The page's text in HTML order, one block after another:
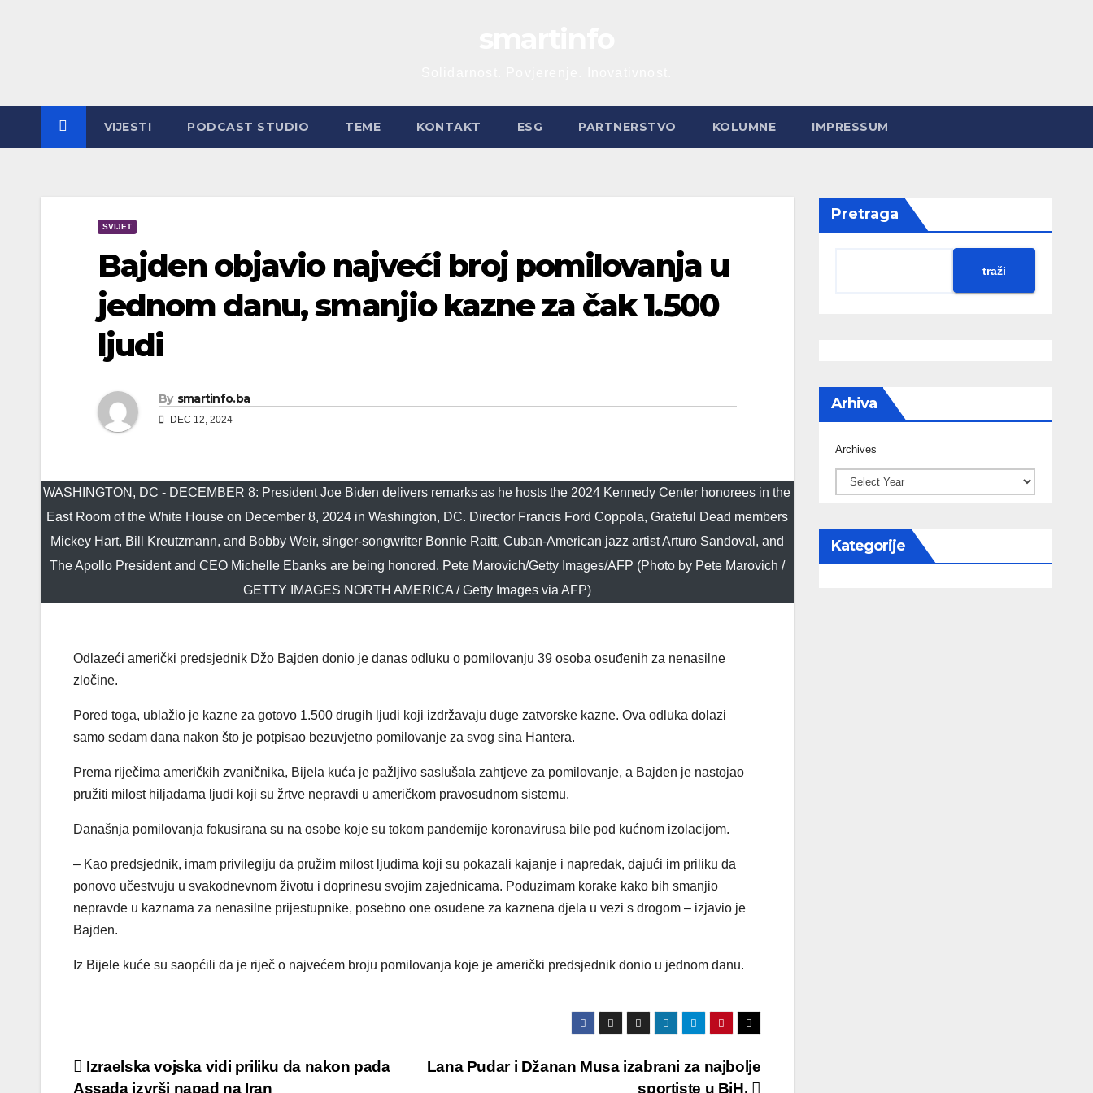
VIJESTI PODCAST STUDIO TEME KONTAKT ESG PARTNERSTVO KOLUMNE IMPRESSUM
SVIJET
Bajden objavio najveći broj pomilovanja u
jednom danu, smanjio kazne za čak 1.500
ljudi
By smartinfo.ba
DEC 12, 2024
WASHINGTON, DC - DECEMBER 8: President Joe Biden delivers remarks as he hosts the 2024 Kennedy Center honorees in the
East Room of the White House on December 8, 2024 in Washington, DC. Director Francis Ford Coppola, Grateful Dead members
Mickey Hart, Bill Kreutzmann, and Bobby Weir, singer-songwriter Bonnie Raitt, Cuban-American jazz artist Arturo Sandoval, and
The Apollo President and CEO Michelle Ebanks are being honored. Pete Marovich/Getty Images/AFP (Photo by Pete Marovich /
GETTY IMAGES NORTH AMERICA / Getty Images via AFP)
Odlazeći američki predsjednik Džo Bajden donio je danas odluku o pomilovanju 39 osoba osuđenih za nenasilne
zločine.
Pored toga, ublažio je kazne za gotovo 1.500 drugih ljudi koji izdržavaju duge zatvorske kazne. Ova odluka dolazi
samo sedam dana nakon što je potpisao bezuvjetno pomilovanje za svog sina Hantera.
Prema riječima američkih zvaničnika, Bijela kuća je pažljivo saslušala zahtjeve za pomilovanje, a Bajden je nastojao
pružiti milost hiljadama ljudi koji su žrtve nepravdi u američkom pravosudnom sistemu.
Današnja pomilovanja fokusirana su na osobe koje su tokom pandemije koronavirusa bile pod kućnom izolacijom.
– Kao predsjednik, imam privilegiju da pružim milost ljudima koji su pokazali kajanje i napredak, dajući im priliku da
ponovo učestvuju u svakodnevnom životu i doprinesu svojim zajednicama. Poduzimam korake kako bih smanjio
nepravde u kaznama za nenasilne prijestupnike, posebno one osuđene za kaznena djela u vezi s drogom – izjavio je
Bajden.
Iz Bijele kuće su saopćili da je riječ o najvećem broju pomilovanja koje je američki predsjednik donio u jednom danu.
Lana Pudar i Džanan Musa izabrani za najbolje
sportiste u BiH.
Izraelska vojska vidi priliku da nakon pada
Assada izvrši napad na Iran
Pretraga
traži
Arhiva
Archives
Kategorije